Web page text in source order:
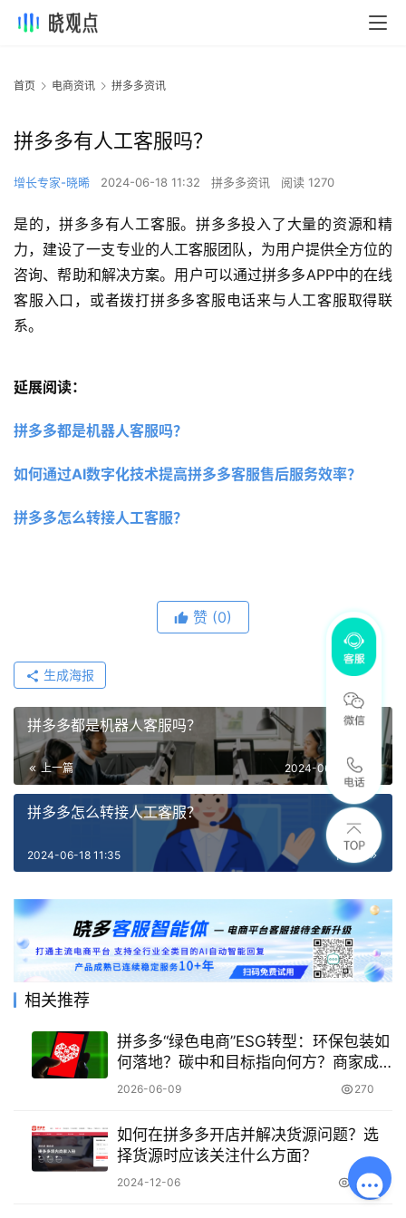
首页 电商资讯 拼多多资讯
拼多多有人工客服吗？
增长专家-晓晞 2024-06-18 11:32 拼多多资讯 阅读 1270
是的，拼多多有人工客服。拼多多投入了大量的资源和精
力，建设了一支专业的人工客服团队，为用户提供全方位的
咨询、帮助和解决方案。用户可以通过拼多多APP中的在线
客服入口，或者拨打拼多多客服电话来与人工客服取得联
系。
延展阅读：
拼多多都是机器人客服吗？
如何通过AI数字化技术提高拼多多客服售后服务效率？
拼多多怎么转接人工客服？
赞 (0)
生成海报
拼多多都是机器人客服吗？
上一篇 2024-06-18 11:04
拼多多怎么转接人工客服？
下一篇
2024-06-18 11:35
相关推荐
拼多多“绿色电商”ESG转型：环保包装如
何落地？碳中和目标指向何方？商家成
本转嫁还是利润转机？
2026-06-09 270
如何在拼多多开店并解决货源问题？选
择货源时应该关注什么方面？
2024-12-06 2.8K